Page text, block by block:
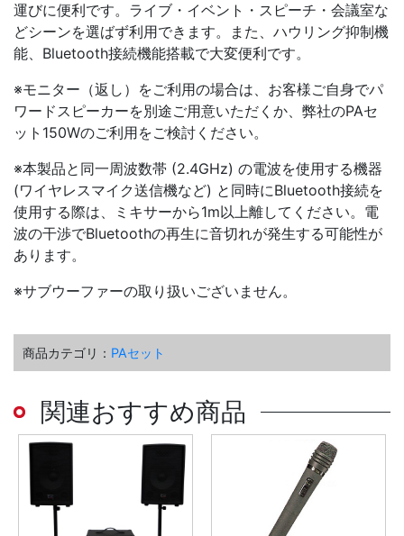
運びに便利です。ライブ・イベント・スピーチ・会議室な
どシーンを選ばず利用できます。また、ハウリング抑制機
能、Bluetooth接続機能搭載で大変便利です。
※モニター（返し）をご利用の場合は、お客様ご自身でパ
ワードスピーカーを別途ご用意いただくか、弊社のPAセ
ット150Wのご利用をご検討ください。
※本製品と同一周波数帯 (2.4GHz) の電波を使用する機器
(ワイヤレスマイク送信機など) と同時にBluetooth接続を
使用する際は、ミキサーから1m以上離してください。電
波の干渉でBluetoothの再生に音切れが発生する可能性が
あります。
※サブウーファーの取り扱いございません。
商品カテゴリ： PAセット
関連おすすめ商品